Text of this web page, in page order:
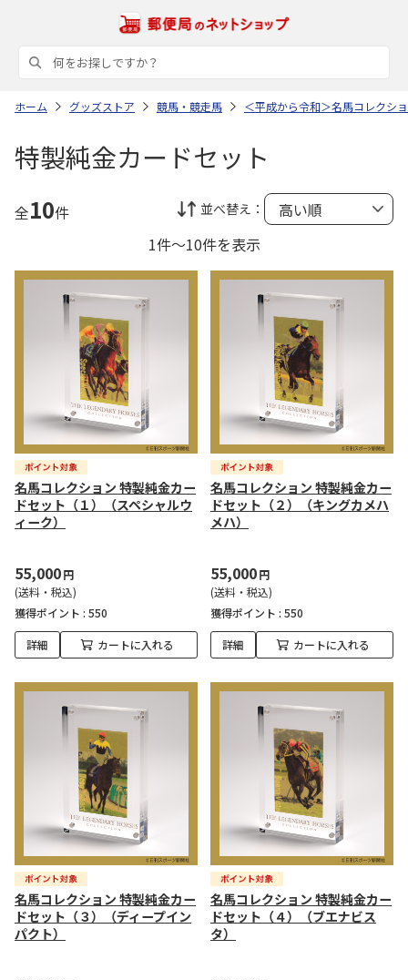
ホーム グッズストア 競馬・競走馬 ＜平成から令和＞名馬コレクシ
特製純金カードセット
全10件 並べ替え：
1件～10件を表示
名馬コレクション 特製純金カー
ドセット（１）（スペシャルウ
ィーク）
55,000円
(送料・税込)
獲得ポイント : 550
詳細 カートに入れる
名馬コレクション 特製純金カー
ドセット（２）（キングカメハ
メハ）
55,000円
(送料・税込)
獲得ポイント : 550
詳細 カートに入れる
名馬コレクション 特製純金カー
ドセット（３）（ディープイン
パクト）
名馬コレクション 特製純金カー
ドセット（４）（ブエナビス
タ）